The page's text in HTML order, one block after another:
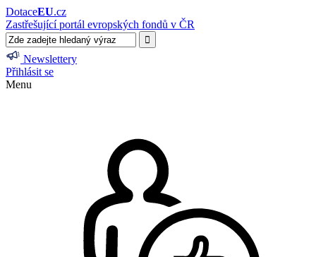
DotaceEU.cz
Zastřešující portál evropských fondů v ČR
Newslettery
Přihlásit se
Menu